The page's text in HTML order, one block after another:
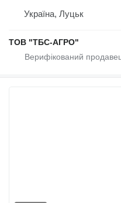
Україна, Луцьк
ТОВ "ТБС-АГРО"